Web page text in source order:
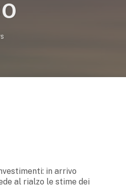
in arrivo
al rialzo le stime dei